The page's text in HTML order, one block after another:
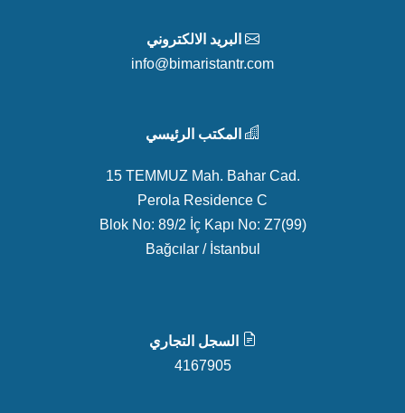
البريد الالكتروني
info@bimaristantr.com
المكتب الرئيسي
15 TEMMUZ Mah. Bahar Cad.
Perola Residence C
Blok No: 89/2 İç Kapı No: Z7(99)
Bağcılar / İstanbul
السجل التجاري
4167905